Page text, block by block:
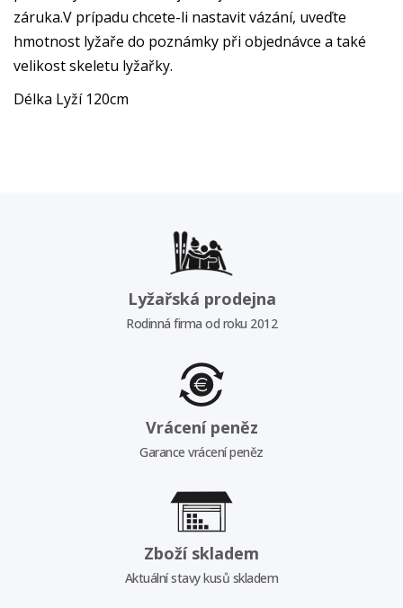
záruka.V prípadu chcete-li nastavit vázání, uveďte
hmotnost lyžaře do poznámky při objednávce a také
velikost skeletu lyžařky.
Délka Lyží 120cm
Lyžařská prodejna
Rodinná firma od roku 2012
Vrácení peněz
Garance vrácení peněz
Zboží skladem
Aktuální stavy kusů skladem